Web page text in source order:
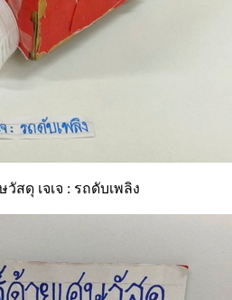
สดุ เจเจ : รถดับเพลิง